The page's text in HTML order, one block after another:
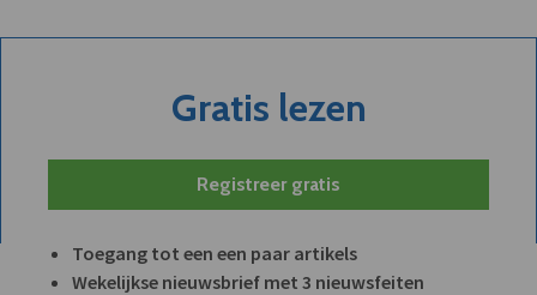
Gratis lezen
Registreer gratis
Toegang tot een een paar artikels
Wekelijkse nieuwsbrief met 3 nieuwsfeiten